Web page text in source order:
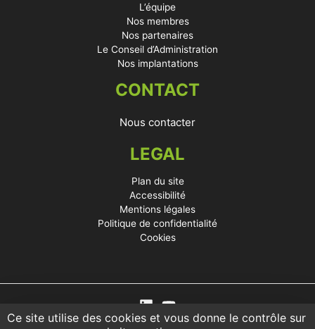
Ce site utilise des cookies et vous donne le contrôle sur
L’équipe
Nos membres
Nos partenaires
Le Conseil d’Administration
Nos implantations
CONTACT
Nous contacter
LEGAL
Plan du site
Accessibilité
Mentions légales
Politique de confidentialité
Cookies